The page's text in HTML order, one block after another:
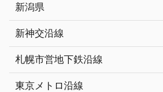
新潟県
新神交沿線
札幌市営地下鉄沿線
東京メトロ沿線